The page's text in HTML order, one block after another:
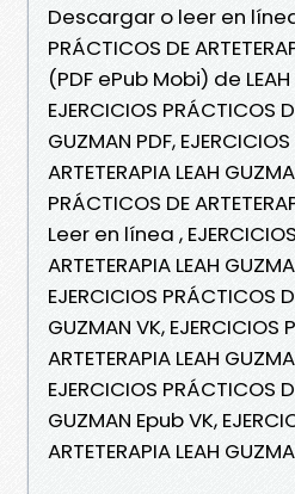
Descargar o leer en línea
PRÁCTICOS DE
(PDF ePub Mobi) de LEAH
EJERCICIOS PRÁCTICOS
GUZMAN PDF,
ARTETERAPIA LEAH
PRÁCTICOS DE
Leer en línea ,
ARTETERAPIA LEAH
EJERCICIOS PRÁCTICOS
GUZMAN VK, EJERCICIOS
ARTETERAPIA LEAH
EJERCICIOS PRÁCTICOS
GUZMAN Epub VK,
ARTETERAPIA LEAH